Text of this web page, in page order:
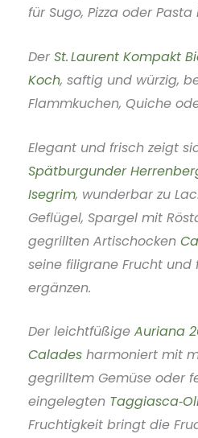
für Sugo, Pizza oder Pasta
Der St. Laurent Kompakt
Koch, saftig und würzig,
Flammkuchen, Quiche
Elegant und frisch zeigt
Spätburgunder
Isegrim, wunderbar zu
Geflügel, Spargel mit
gegrillten Artischocken
seine filigrane Frucht und
ergänzen.
Der leichtfüßige Auriana
Calades harmoniert mit
gegrilltem Gemüse oder
eingelegten
Fruchtigkeit bringt die